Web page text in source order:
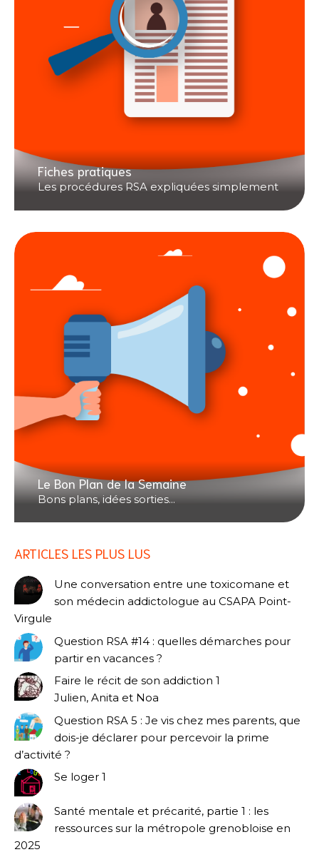
Fiches pratiques
Les procédures RSA expliquées simplement
Le Bon Plan de la Semaine
Bons plans, idées sorties...
ARTICLES LES PLUS LUS
Une conversation entre une toxicomane et
son médecin addictologue au CSAPA Point-
Virgule
Question RSA #14 : quelles démarches pour
partir en vacances ?
Faire le récit de son addiction 1
Julien, Anita et Noa
Question RSA 5 : Je vis chez mes parents, que
dois-je déclarer pour percevoir la prime
d’activité ?
Se loger 1
Santé mentale et précarité, partie 1 : les
ressources sur la métropole grenobloise en
2025